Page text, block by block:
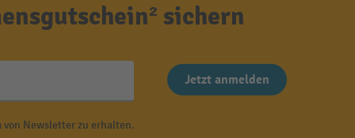
sichern
Jetzt anmelden
von Newsletter zu erhalten.